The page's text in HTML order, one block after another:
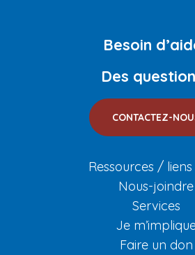
Besoin
Des
CONTACTEZ-
Ressources / liens
Nous-joindre
Services
Je
Faire un don